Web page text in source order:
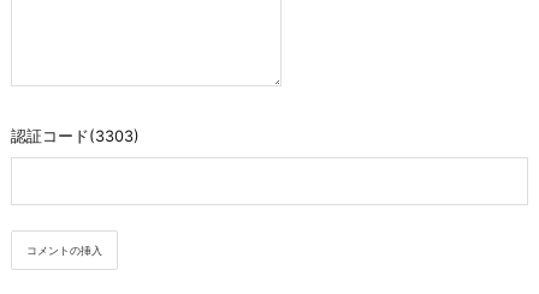
認証コード(3303)